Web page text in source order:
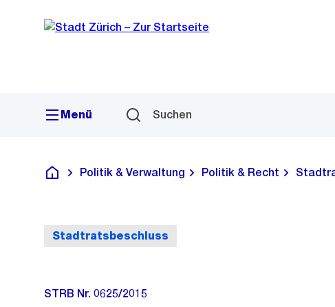
Navigation
Sprunglink
Menü Suchen
Deutsch
Politik & Verwaltung Politik & Recht
Stadtratsbeschluss
STRB Nr. 0625/2015